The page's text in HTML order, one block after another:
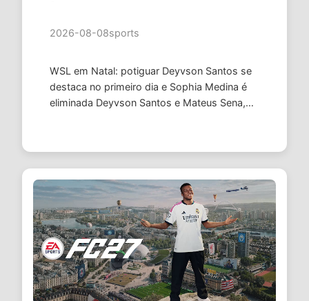
2026-08-08sports
WSL em Natal: potiguar Deyvson Santos se
destaca no primeiro dia e Sophia Medina é
eliminada Deyvson Santos e Mateus Sena,